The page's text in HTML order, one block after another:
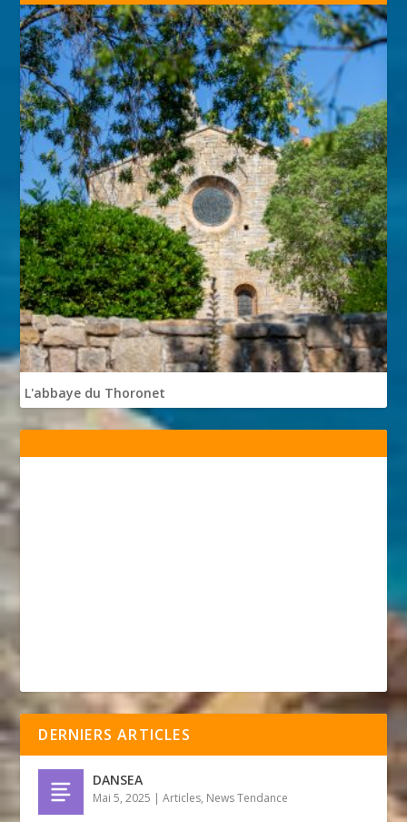
L'abbaye du Thoronet
DERNIERS ARTICLES
DANSEA
Mai 5, 2025 |Articles, News Tendance